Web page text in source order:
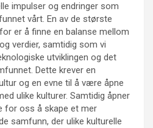
impulser og endringer som
vårt. En av de største
er å finne en balanse mellom
verdier, samtidig som vi
utviklingen og det
Dette krever en
og en evne til å være åpne
ulike kulturer. Samtidig åpner
for oss å skape et mer
samfunn, der ulike kulturelle